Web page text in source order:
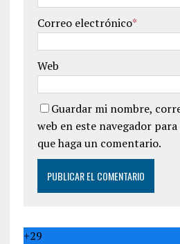
Correo electrónico*
Web
Guardar mi nombre,
web en este navegador
que haga un comentario.
+29